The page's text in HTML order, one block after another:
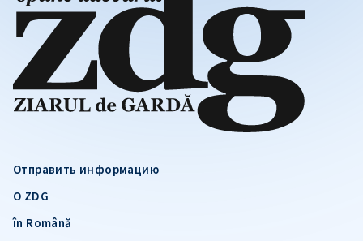
Отправить информацию
О ZDG
în Română